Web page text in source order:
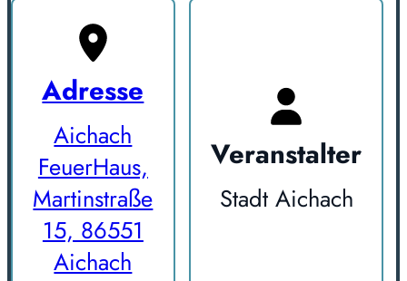
Adresse
Aichach
FeuerHaus,
Martinstraße
15, 86551
Aichach
Veranstalter
Stadt Aichach